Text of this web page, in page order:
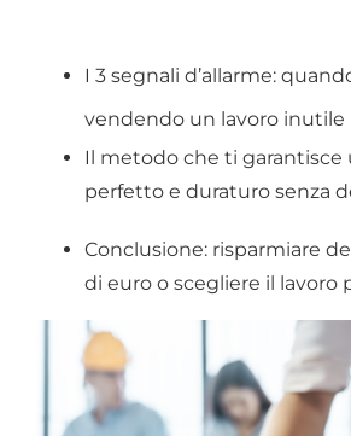
I 3 segnali d’allarme:
vendendo un lavoro inutile
Il metodo che ti
perfetto e duraturo senza
Conclusione: risparmiare
di euro o scegliere il lavoro